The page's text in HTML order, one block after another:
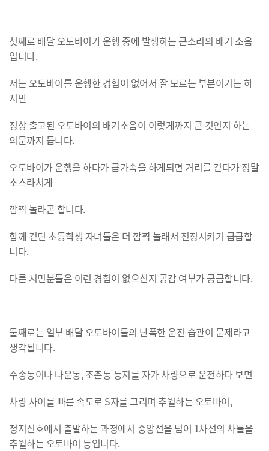
첫째로 배달 오토바이가 운행 중에 발생하는 큰소리의 배기 소음
입니다.
저는 오토바이를 운행한 경험이 없어서 잘 모르는 부분이기는 하
지만
정상 출고된 오토바이의 배기소음이 이렇게까지 큰 것인지 하는
의문까지 듭니다.
오토바이가 운행을 하다가 급가속을 하게되면 거리를 걷다가 정말
소스라치게
깜짝 놀라곤 합니다.
함께 걷던 초등학생 자녀들은 더 깜짝 놀래서 진정시키기 급급합
니다.
다른 시민분들은 이런 경험이 없으신지 공감 여부가 궁금합니다.
둘째로는 일부 배달 오토바이들의 난폭한 운전 습관이 문제라고
생각됩니다.
수송동이나 나운동, 조촌동 등지를 자가 차량으로 운전하다 보면
차량 사이를 빠른 속도로 S자를 그리며 추월하는 오토바이,
정지신호에서 출발하는 과정에서 중앙선을 넘어 1차선의 차들을
추월하는 오토바이 등입니다.